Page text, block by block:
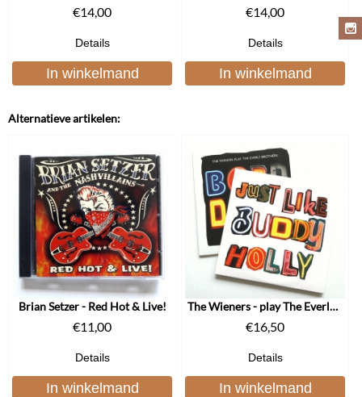
€14,00
Details
In winkelmand
€14,00
Details
In winkelmand
Alternatieve artikelen:
Brian Setzer - Red Hot & Live!
€11,00
Details
In winkelmand
The Wieners - play The Everly Brothers/Buddy Holly
€16,50
Details
In winkelmand